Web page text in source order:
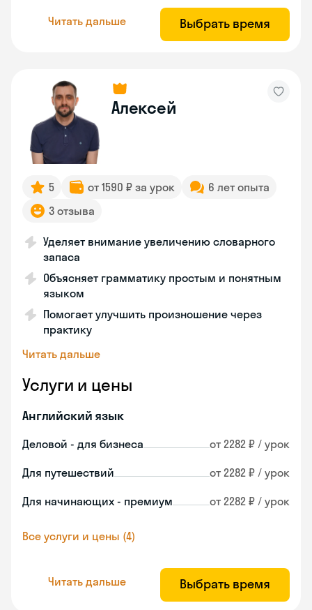
Читать дальше Выбрать время
Алексей
5 от 1590 ₽ за урок
6 лет опыта
3 отзыва
Уделяет внимание увеличению словарного
запаса
Объясняет грамматику простым и понятным
языком
Помогает улучшить произношение через
практику
Читать дальше
Услуги и цены
Английский язык
Деловой - для бизнеса от 2282 ₽ / урок
Для путешествий от 2282 ₽ / урок
Для начинающих - премиум от 2282 ₽ / урок
Все услуги и цены (4)
Читать дальше Выбрать время